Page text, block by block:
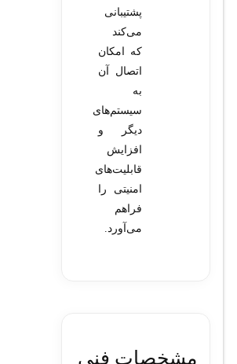
پشتیبانی
می‌کند
که امکان
اتصال آن
به
سیستم‌های
دیگر و
افزایش
قابلیت‌های
امنیتی را
فراهم
می‌آورد.
مشخصات فنی